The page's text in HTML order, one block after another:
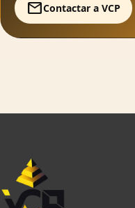
mailContactar a VCP